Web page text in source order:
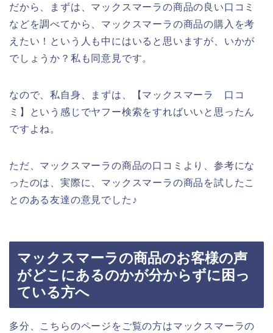
だから、まずは、マックスマーラの商品の良い口コミ
などを調べてから、マックスマーラの商品の購入を考
えたい！という人も中にはいると思いますが、いかが
でしょうか？私も同意見です。
なので、私自身、まずは、【マックスマーラ 口コ
ミ】という感じでヤフー検索をすればいいと思ったん
ですよね。
ただ、マックスマーラの商品の口コミより、参考にな
ったのは、実際に、マックスマーラの商品を試したこ
とのある友達の意見でした♪
マックスマーラの商品のお客様の声
がどこにあるのかが分からずに困っ
ている方へ
多分、こちらのページをご覧の方はマックスマーラの